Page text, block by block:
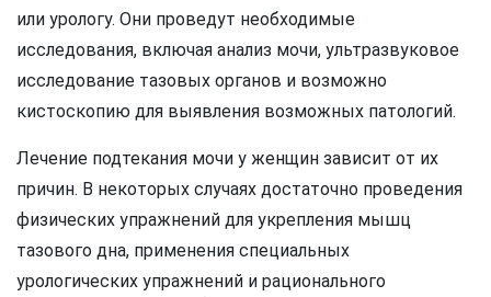
или урологу. Они проведут необходимые
исследования, включая анализ мочи, ультразвуковое
исследование тазовых органов и возможно
кистоскопию для выявления возможных патологий.
Лечение подтекания мочи у женщин зависит от их
причин. В некоторых случаях достаточно проведения
физических упражнений для укрепления мышц
тазового дна, применения специальных
урологических упражнений и рационального